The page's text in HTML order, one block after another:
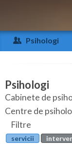
Arad
Arges
Bihor
Bistrita-Nasaud
Botosani
Psihologi
Specialitati
Servicii
Articole
Evenimente
Psihologi
Cabinete de
Centre de
Filtre
servicii